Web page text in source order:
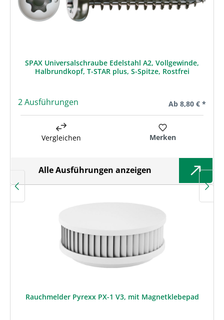
SPAX Universalschraube Edelstahl A2, Vollgewinde,
Halbrundkopf, T-STAR plus, S-Spitze, Rostfrei
2 Ausführungen Regulärer Preis:
Ab 8,80 € *
Vergleichen Merken
Alle Ausführungen anzeigen
Rauchmelder Pyrexx PX-1 V3, mit Magnetklebepad